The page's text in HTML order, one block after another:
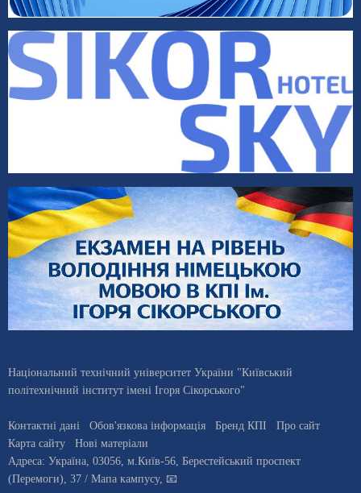
Національний технічний університет України "Київський
політехнічний інститут імені Ігоря Сікорського"
Контактні дані Обов'язкова інформація Бренд КПІ
Про сайт
Карта сайту
Нові матеріали
Адреса: Україна 03056 , м. Київ-56, Берестейський проспект
(Перемоги), 37 / Мапа кампусу, 📧